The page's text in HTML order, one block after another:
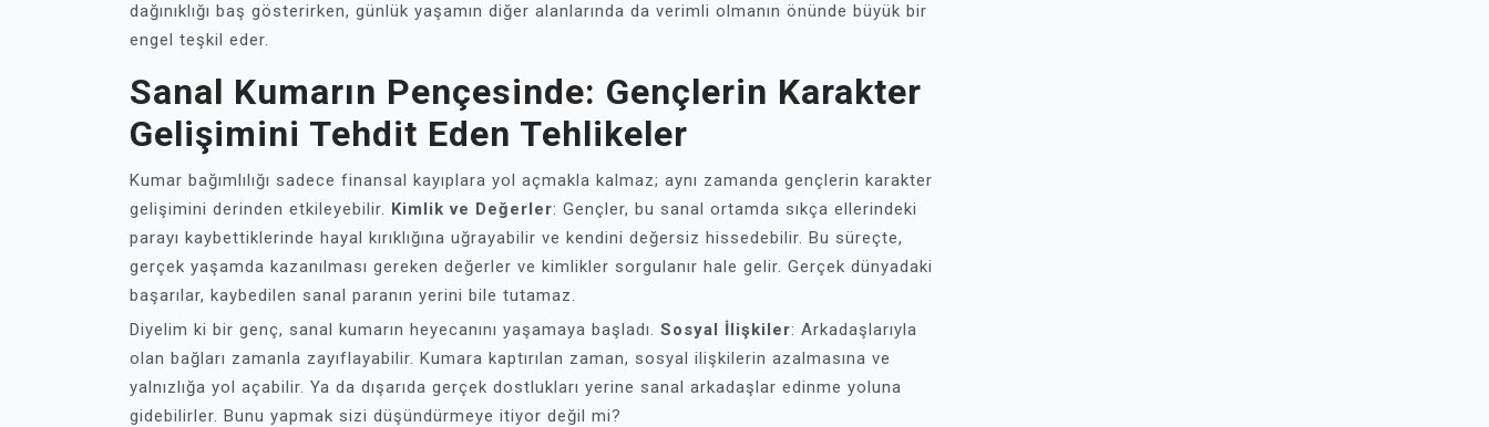
dağınıklığı baş gösterirken, günlük yaşamın diğer alanlarında da verimli olmanın önünde büyük bir
engel teşkil eder.
Sanal Kumarın Pençesinde: Gençlerin Karakter
Gelişimini Tehdit Eden Tehlikeler
Kumar bağımlılığı sadece finansal kayıplara yol açmakla kalmaz; aynı zamanda gençlerin karakter
gelişimini derinden etkileyebilir. Kimlik ve Değerler: Gençler, bu sanal ortamda sıkça ellerindeki
parayı kaybettiklerinde hayal kırıklığına uğrayabilir ve kendini değersiz hissedebilir. Bu süreçte,
gerçek yaşamda kazanılması gereken değerler ve kimlikler sorgulanır hale gelir. Gerçek dünyadaki
başarılar, kaybedilen sanal paranın yerini bile tutamaz.
Diyelim ki bir genç, sanal kumarın heyecanını yaşamaya başladı. Sosyal İlişkiler: Arkadaşlarıyla
olan bağları zamanla zayıflayabilir. Kumara kaptırılan zaman, sosyal ilişkilerin azalmasına ve
yalnızlığa yol açabilir. Ya da dışarıda gerçek dostlukları yerine sanal arkadaşlar edinme yoluna
gidebilirler. Bunu yapmak sizi düşündürmeye itiyor değil mi?